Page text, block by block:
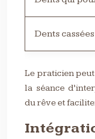
Dents cassées
Le praticien
la séance
du rêve et